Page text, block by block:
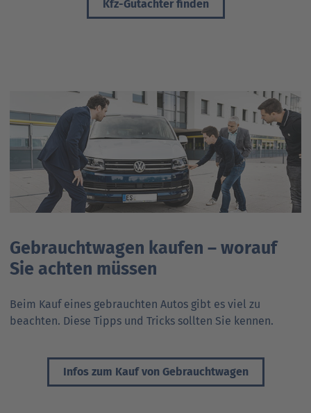
Kfz-Gutachter finden
Gebrauchtwagen kaufen – worauf
Sie achten müssen
Beim Kauf eines gebrauchten Autos gibt es viel zu
beachten. Diese Tipps und Tricks sollten Sie kennen.
Infos zum Kauf von Gebrauchtwagen